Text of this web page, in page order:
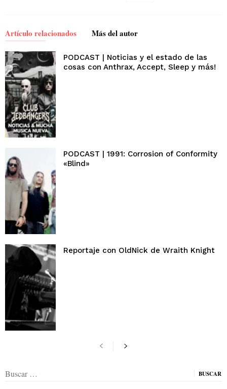
Artículo relacionados Más del autor
PODCAST | Noticias y el estado de las
cosas con Anthrax, Accept, Sleep y más!
PODCAST | 1991: Corrosion of Conformity
«Blind»
Reportaje con OldNick de Wraith Knight
Buscar: